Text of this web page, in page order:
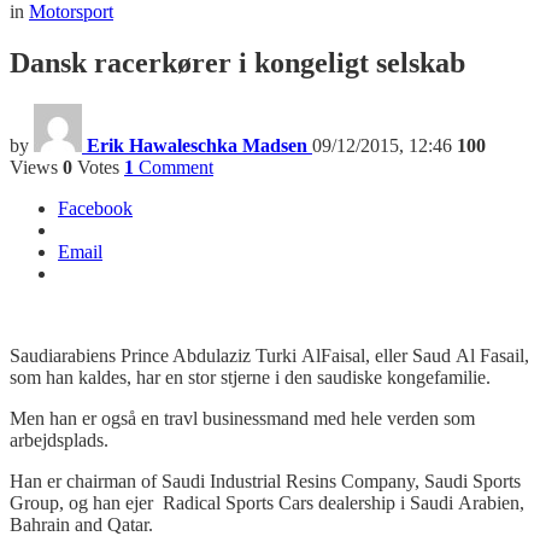
in Motorsport
Dansk racerkører i kongeligt selskab
by Erik Hawaleschka Madsen 09/12/2015, 12:46 100
Views 0 Votes 1 Comment
Facebook
Email
Saudiarabiens Prince Abdulaziz Turki AlFaisal, eller Saud Al Fasail,
som han kaldes, har en stor stjerne i den saudiske kongefamilie.
Men han er også en travl businessmand med hele verden som
arbejdsplads.
Han er chairman of Saudi Industrial Resins Company, Saudi Sports
Group, og han ejer Radical Sports Cars dealership i Saudi Arabien,
Bahrain and Qatar.